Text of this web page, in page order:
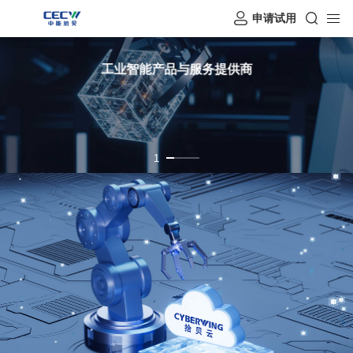
申请试用
工业智能产品与服务提供商
1